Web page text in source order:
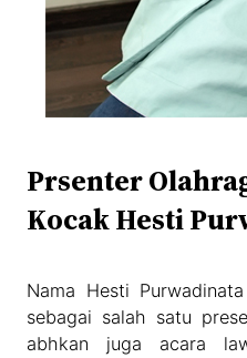
Prsenter
Kocak Hesti
Nama Hesti
sebagai salah satu
abhkan juga acara